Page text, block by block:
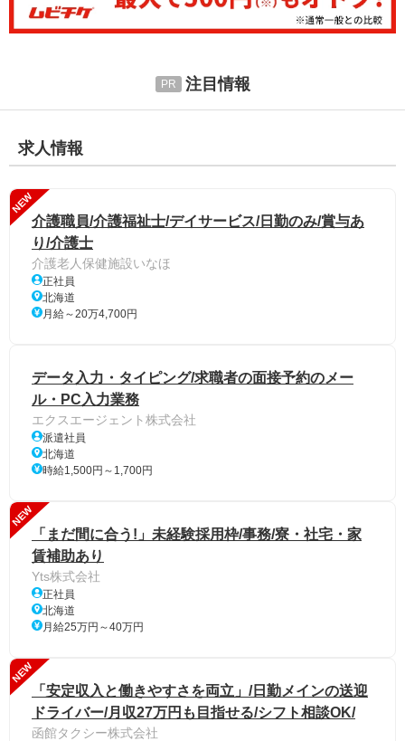
注目情報
求人情報
NEW
介護職員/介護福祉士/デイサービス/日勤のみ/賞与あ
り/介護士
介護老人保健施設いなほ
正社員
北海道
月給～20万4,700円
データ入力・タイピング/求職者の面接予約のメー
ル・PC入力業務
エクスエージェント株式会社
派遣社員
北海道
時給1,500円～1,700円
NEW
「まだ間に合う!」未経験採用枠/事務/寮・社宅・家
賃補助あり
Yts株式会社
正社員
北海道
月給25万円～40万円
NEW
「安定収入と働きやすさを両立」/日勤メインの送迎
ドライバー/月収27万円も目指せる/シフト相談OK/
函館タクシー株式会社